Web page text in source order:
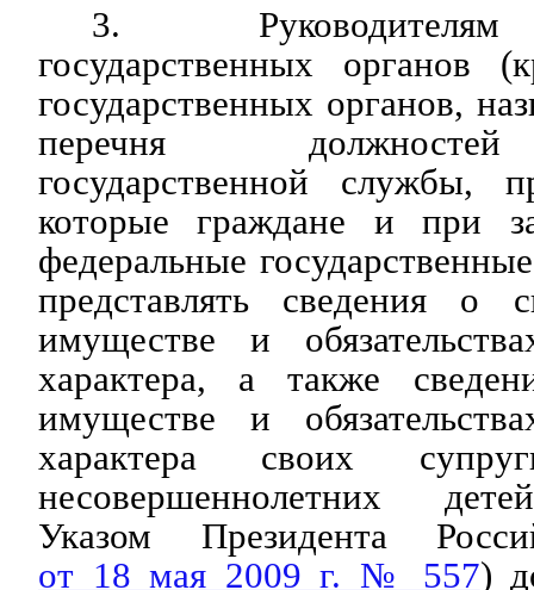
3.
государственных органов
государственных органов,
перечня
государственной службы,
которые граждане и при
федеральные
представлять сведения о
имуществе и
характера, а также
имуществе и
характера своих
несовершеннолетних
Указом Президента
от 18 мая 2009 г. № 557)